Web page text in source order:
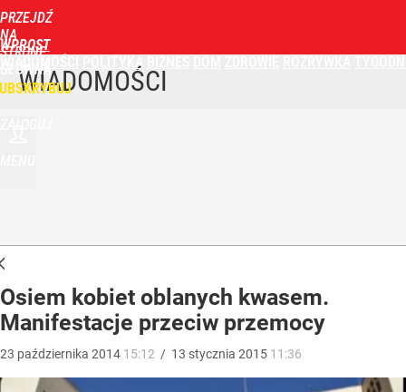
PRZEJDŹ
NA
STRONĘ
GŁÓWNĄ
WPROST
POLITYKA
WIADOMOŚCI
Osiem kobiet oblanych kwasem.
Manifestacje przeciw przemocy
23 października 2014 15:12 / 13 stycznia 2015 11:36